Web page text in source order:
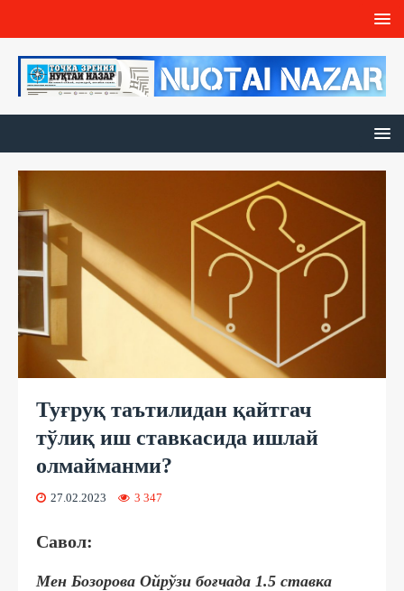
Туғруқ таътилидан қайтгач
тўлиқ иш ставкасида ишлай
олмайманми?
27.02.2023 3 347
Савол:
Мен Бозорова Ойрўзи боғчада 1.5 ставка